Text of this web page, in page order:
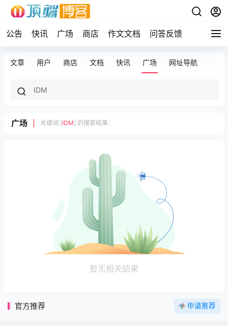
公告 快讯 广场 商店 作文文档 问答反馈
文章 用户 商店 文档 快讯 广场 网址导航
广场 关键词 [IDM] 的搜索结果：
暂无相关结果
官方推荐 申请推荐